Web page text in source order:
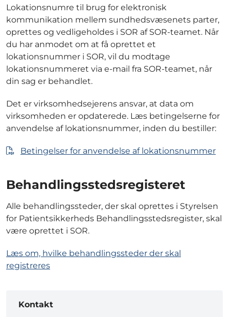
Lokationsnumre til brug for elektronisk
kommunikation mellem sundhedsvæsenets parter,
oprettes og vedligeholdes i SOR af SOR-teamet. Når
du har anmodet om at få oprettet et
lokationsnummer i SOR, vil du modtage
lokationsnummeret via e-mail fra SOR-teamet, når
din sag er behandlet.
Det er virksomhedsejerens ansvar, at data om
virksomheden er opdaterede. Læs betingelserne for
anvendelse af lokationsnummer, inden du bestiller:
Betingelser for anvendelse af lokationsnummer
Behandlingsstedsregisteret
Alle behandlingssteder, der skal oprettes i Styrelsen
for Patientsikkerheds Behandlingsstedsregister, skal
være oprettet i SOR.
Læs om, hvilke behandlingssteder der skal
registreres
Kontakt